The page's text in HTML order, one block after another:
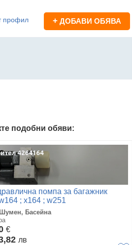
профил + ДОБАВИ ОБЯВА
подобни обяви:
помпа за багажник
; x164 ; w251
Басейна
€
лв